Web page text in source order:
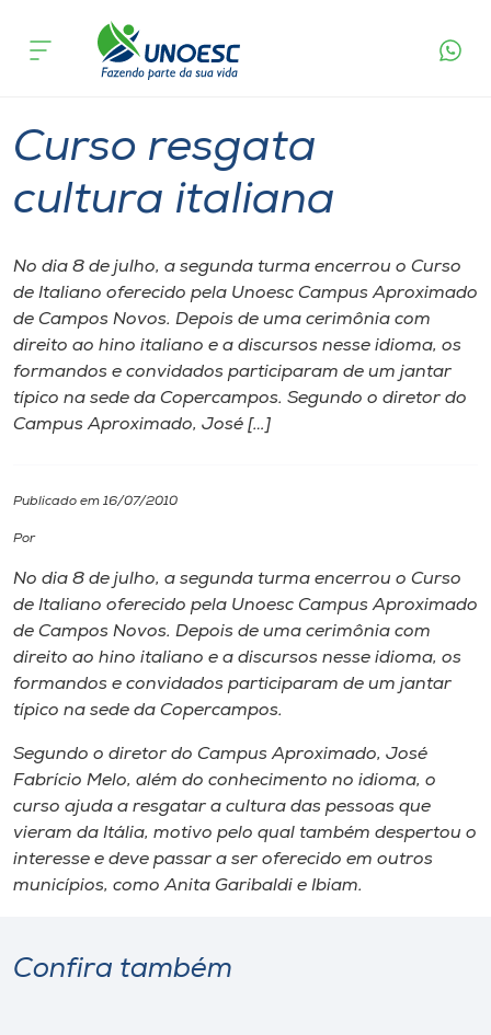
Cursos
Pesquisa
Portal de Ensino
A
Unoesc
I.nova
Diplomados
Cultura
Biblioteca
Editora
Curso resgata
cultura italiana
No dia 8 de julho, a segunda turma encerrou o Curso
de Italiano oferecido pela Unoesc Campus Aproximado
de Campos Novos. Depois de uma cerimônia com
direito ao hino italiano e a discursos nesse idioma, os
formandos e convidados participaram de um jantar
típico na sede da Copercampos. Segundo o diretor do
Campus Aproximado, José […]
Publicado em 16/07/2010
Por
No dia 8 de julho, a segunda turma encerrou o Curso
de Italiano oferecido pela Unoesc Campus Aproximado
de Campos Novos. Depois de uma cerimônia com
direito ao hino italiano e a discursos nesse idioma, os
formandos e convidados participaram de um jantar
típico na sede da Copercampos.
Segundo o diretor do Campus Aproximado, José
Fabrício Melo, além do conhecimento no idioma, o
curso ajuda a resgatar a cultura das pessoas que
vieram da Itália, motivo pelo qual também despertou o
interesse e deve passar a ser oferecido em outros
municípios, como Anita Garibaldi e Ibiam.
Confira também